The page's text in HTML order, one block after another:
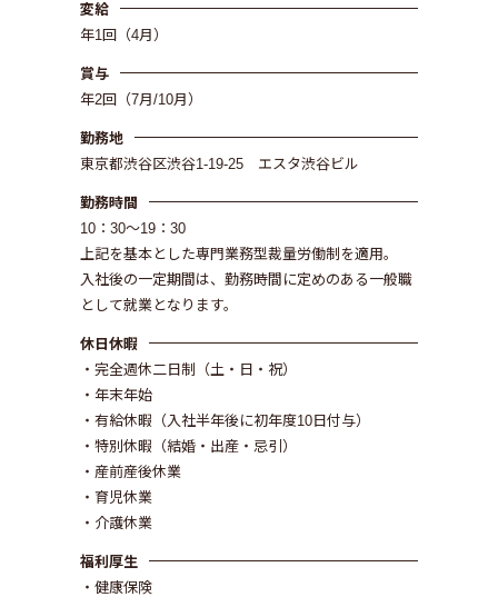
変給
年1回（4月）
賞与
年2回（7月/10月）
勤務地
東京都渋谷区渋谷1-19-25 エスタ渋谷ビル
勤務時間
10：30～19：30
上記を基本とした専門業務型裁量労働制を適用。
入社後の一定期間は、勤務時間に定めのある一般職
として就業となります。
休日休暇
・完全週休二日制（土・日・祝）
・年末年始
・有給休暇（入社半年後に初年度10日付与）
・特別休暇（結婚・出産・忌引）
・産前産後休業
・育児休業
・介護休業
福利厚生
・健康保険